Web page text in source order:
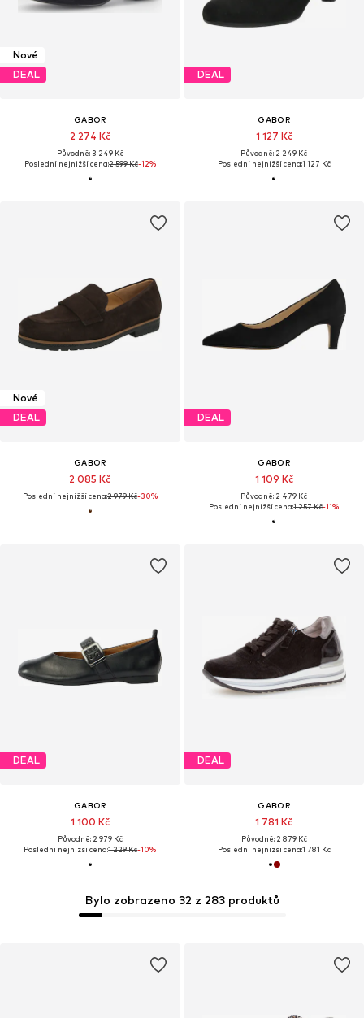
Nové
DEAL
GABOR
2 274 Kč
Původně: 3 249 Kč
Poslední nejnižší cena:2 599 Kč-12%
DEAL
GABOR
1 127 Kč
Původně: 2 249 Kč
Poslední nejnižší cena:1 127 Kč
Bylo zobrazeno 32 z 283 produktů
Nové
DEAL
GABOR
2 085 Kč
Poslední nejnižší cena:2 979 Kč-30%
DEAL
GABOR
1 109 Kč
Původně: 2 479 Kč
Poslední nejnižší cena:1 257 Kč-11%
DEAL
GABOR
1 100 Kč
Původně: 2 979 Kč
Poslední nejnižší cena:1 229 Kč-10%
DEAL
GABOR
1 781 Kč
Původně: 2 879 Kč
Poslední nejnižší cena:1 781 Kč